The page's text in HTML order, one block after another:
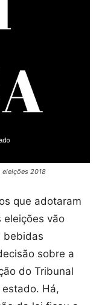
2018
que adotaram
eleições vão
bebidas
sobre a
do Tribunal
estado. Há,